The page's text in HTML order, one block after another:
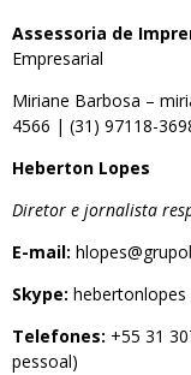
Assessoria de
Empresarial
Miriane Barbosa –
4566 | (31) 97118-
Heberton Lopes
Diretor e jornalista
E-mail:
Skype: hebertonlopes
Telefones: +55 31
pessoal)